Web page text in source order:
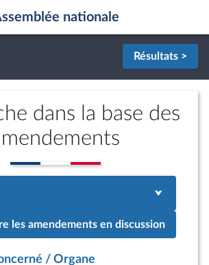
nationale
Résultats >
dans la base des
les amendements en discussion
/ Organe